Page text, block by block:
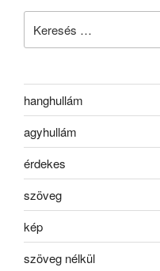
hanghullám
agyhullám
érdekes
szöveg
kép
szöveg nélkül